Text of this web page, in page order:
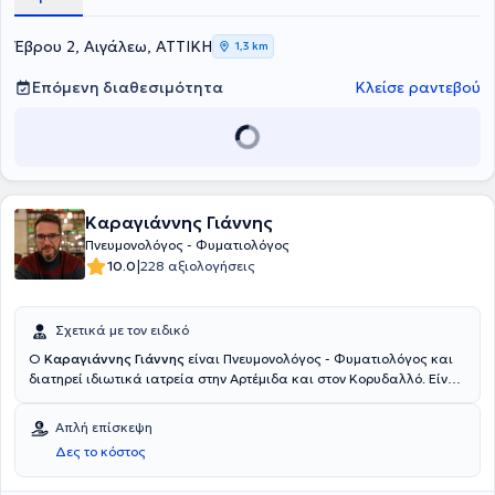
Έβρου 2, Αιγάλεω, ΑΤΤΙΚΗ 1,3 km
Επόμενη διαθεσιμότητα Κλείσε ραντεβού
Καραγιάννης Γιάννης
Πνευμονολόγος - Φυματιολόγος
10.0|228 αξιολογήσεις
Σχετικά με τον ειδικό
Ο Καραγιάννης Γιάννης είναι Πνευμονολόγος - Φυματιολόγος και
διατηρεί ιδιωτικά ιατρεία στην Αρτέμιδα και στον Κορυδαλλό. Είναι
ειδικεύθηκε στην Πνευμονολογία στο Γενικό Νοσοκομείο Νοσημάτων
Θώρακος "Η Σωτηρία". Τέλος, ο γιατρός εξειδικεύεται στο άσθμα,
στη χρόνια αποφρακτική πνευμονοπάθεια (ΧΑΠ) και στο βήχα και
τη δύσπνοια.
Απλή επίσκεψη
Δες το κόστος